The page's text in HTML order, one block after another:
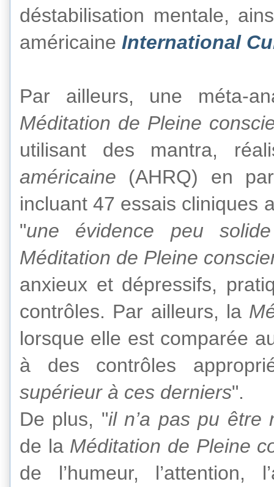
déstabilisation mentale,
américaine International
Par ailleurs, une méta-
Méditation de Pleine
utilisant des mantra,
américaine (AHRQ) en
incluant 47 essais cliniques
"une évidence peu
Méditation de Pleine
anxieux et dépressifs,
contrôles. Par ailleurs, la
lorsque elle est comparée
à des contrôles
supérieur à ces derniers".
De plus, "il n’a pas pu être
de la Méditation de Pleine
de l’humeur, l’attention,